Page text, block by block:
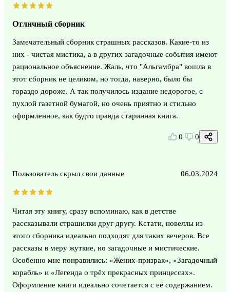
Отличный сборник
Замечательный сборник страшных рассказов. Какие-то из
них - чистая мистика, а в других загадочные события имеют
рациональное объяснение. Жаль, что "Альгамбра" вошла в
этот сборник не целиком, но тогда, наверно, было бы
гораздо дороже. А так получилось издание недорогое, с
пухлой газетной бумагой, но очень приятно и стильно
оформленное, как будто правда старинная книга.
0 0
Пользователь скрыл свои данные 06.03.2024
Читая эту книгу, сразу вспоминаю, как в детстве
рассказывали страшилки друг другу. Кстати, новеллы из
этого сборника идеально подходят для таких вечеров. Все
рассказы в меру жуткие, но загадочные и мистические.
Особенно мне понравились: «Жених-призрак», «Загадочный
корабль» и «Легенда о трёх прекрасных принцессах».
Оформление книги идеально сочетается с её содержанием.